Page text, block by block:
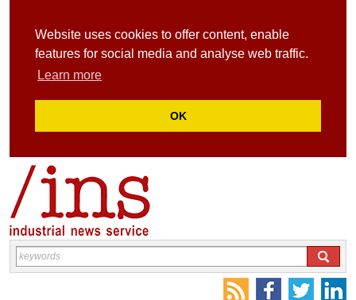
Website uses cookies to offer content, enable
features for social media and analyse web traffic.
Learn more
OK